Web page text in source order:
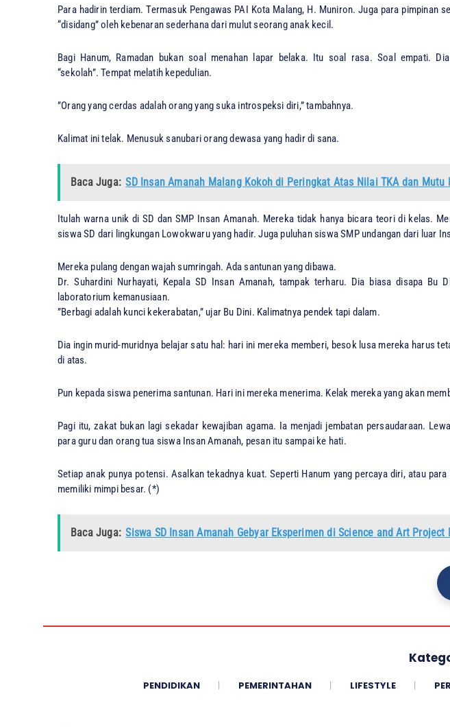
​Para hadirin terdiam. Termasuk Pengawas PAI Kota Malang, H. Muniron. Juga para pimpinan
“disidang” oleh kebenaran sederhana dari mulut seorang anak kecil.
​Bagi Hanum, Ramadan bukan soal menahan lapar belaka. Itu soal rasa. Soal empati.
“sekolah”. Tempat melatih kepedulian.
​”Orang yang cerdas adalah orang yang suka introspeksi diri,” tambahnya.
Kalimat ini telak. Menusuk sanubari orang dewasa yang hadir di sana.
Baca Juga: SD Insan Amanah Malang Kokoh di Peringkat Atas Nilai TKA dan Mutu
​Itulah warna unik di SD dan SMP Insan Amanah. Mereka tidak hanya bicara teori di kelas.
siswa SD dari lingkungan Lowokwaru yang hadir. Juga puluhan siswa SMP undangan dari luar
​Mereka pulang dengan wajah sumringah. Ada santunan yang dibawa.
​Dr. Suhardini Nurhayati, Kepala SD Insan Amanah, tampak terharu. Dia biasa disapa Bu
laboratorium kemanusiaan.
​”Berbagi adalah kunci kekerabatan,” ujar Bu Dini. Kalimatnya pendek tapi dalam.
​Dia ingin murid-muridnya belajar satu hal: hari ini mereka memberi, besok lusa mereka harus
di atas.
Pun kepada siswa penerima santunan. Hari ini mereka menerima. Kelak mereka yang akan
Pagi itu, zakat bukan lagi sekadar kewajiban agama. Ia menjadi jembatan persaudaraan.
para guru dan orang tua siswa Insan Amanah, pesan itu sampai ke hati.
​Setiap anak punya potensi. Asalkan tekadnya kuat. Seperti Hanum yang percaya diri, atau
memiliki mimpi besar. (*)
Baca Juga: Siswa SD Insan Amanah Gebyar Eksperimen di Science and Art Project
PENDIDIKAN PEMERINTAHAN LIFESTYLE